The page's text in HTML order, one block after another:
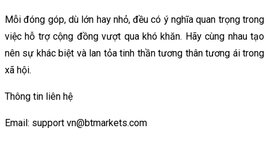
Mỗi đóng góp, dù lớn hay nhỏ, đều có ý nghĩa quan trọng trong
việc hỗ trợ cộng đồng vượt qua khó khăn. Hãy cùng nhau tạo
nên sự khác biệt và lan tỏa tinh thần tương thân tương ái trong
xã hội.
Thông tin liên hệ
Email: support vn@btmarkets.com